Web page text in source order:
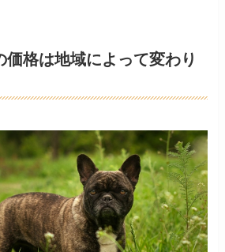
価格は地域によって変わり